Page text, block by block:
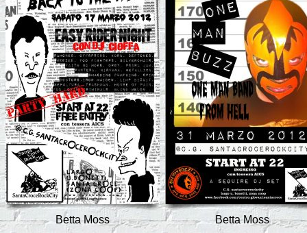
Betta Moss Betta Moss